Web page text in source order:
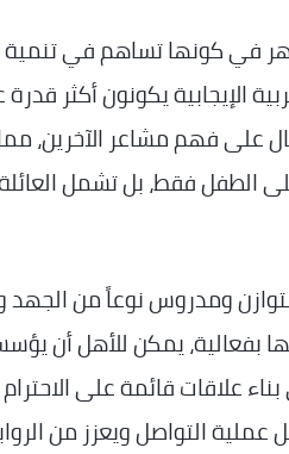
في كونها تساهم في
الإيجابية يكونون أكثر
على فهم مشاعر الآخرين،
على الطفل فقط، بل تشمل
ومدروس نوعاً من الجهد
بفعالية، يمكن للأهل أن
علاقات قائمة على
التواصل ويعزز من